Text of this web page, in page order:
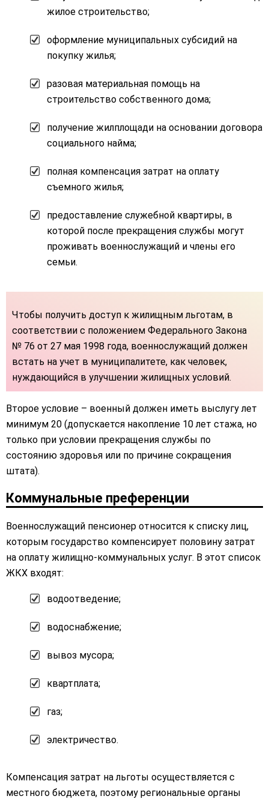
жилое строительство;
оформление муниципальных субсидий на
покупку жилья;
разовая материальная помощь на
строительство собственного дома;
получение жилплощади на основании договора
социального найма;
полная компенсация затрат на оплату
съемного жилья;
предоставление служебной квартиры, в
которой после прекращения службы могут
проживать военнослужащий и члены его
семьи.
Чтобы получить доступ к жилищным льготам, в
соответствии с положением Федерального Закона
№ 76 от 27 мая 1998 года, военнослужащий должен
встать на учет в муниципалитете, как человек,
нуждающийся в улучшении жилищных условий.
Второе условие – военный должен иметь выслугу лет
минимум 20 (допускается накопление 10 лет стажа, но
только при условии прекращения службы по
состоянию здоровья или по причине сокращения
штата).
Коммунальные преференции
Военнослужащий пенсионер относится к списку лиц,
которым государство компенсирует половину затрат
на оплату жилищно-коммунальных услуг. В этот список
ЖКХ входят:
водоотведение;
водоснабжение;
вывоз мусора;
квартплата;
газ;
электричество.
Компенсация затрат на льготы осуществляется с
местного бюджета, поэтому региональные органы